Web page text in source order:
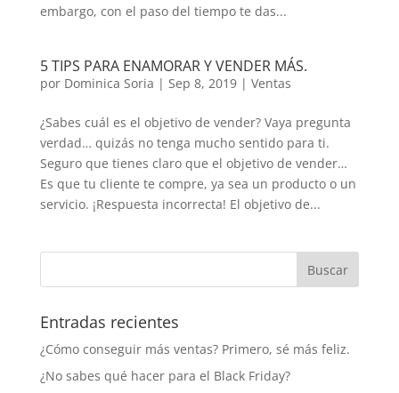
embargo, con el paso del tiempo te das...
5 TIPS PARA ENAMORAR Y VENDER MÁS.
por Dominica Soria | Sep 8, 2019| Ventas
¿Sabes cuál es el objetivo de vender? Vaya pregunta
verdad… quizás no tenga mucho sentido para ti.
Seguro que tienes claro que el objetivo de vender…
Es que tu cliente te compre, ya sea un producto o un
servicio. ¡Respuesta incorrecta! El objetivo de...
Entradas recientes
¿Cómo conseguir más ventas? Primero, sé más feliz.
¿No sabes qué hacer para el Black Friday?